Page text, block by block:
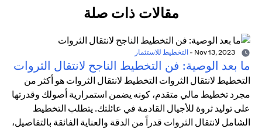
مقالات ذات صلة
- التخطيط للاستثمار
ما بعد الوصية: فن التخطيط الناجح لانتقال الثروات
التخطيط لانتقال الثروات التخطيط لانتقال الثروات هو أكثر من
مجرد تخطيط مالي متقدم، كونه يضمن استمرارية أصولك وقدرتها
على توليد ثروة للأجيال القادمة في عائلتك. يتطلب التخطيط
الشامل لانتقال الثروات قدراً من الدقة والعناية الفائقة بالتفاصيل،